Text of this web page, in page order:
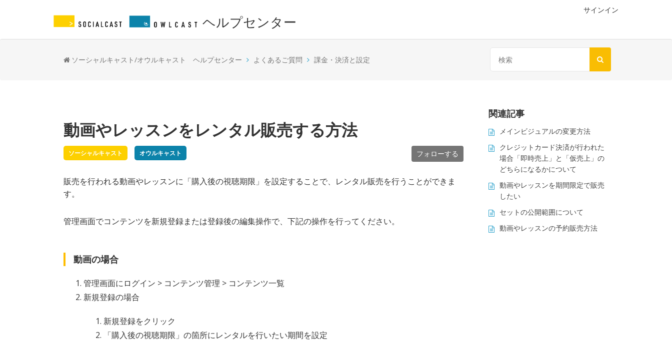
ヘルプセンター
サインイン
ソーシャルキャスト/オウルキャスト ヘルプセンター よくあるご質問 課金・決済と設定
動画やレッスンをレンタル販売する方法
フォローする
ソーシャルキャスト オウルキャスト
販売を行われる動画やレッスンに「購入後の視聴期限」を設定することで、レンタル販売を行うことができま
す。
管理画面でコンテンツを新規登録または登録後の編集操作で、下記の操作を行ってください。
動画の場合
管理画面にログイン > コンテンツ管理 > コンテンツ一覧
新規登録の場合
新規登録をクリック
「購入後の視聴期限」の箇所にレンタルを行いたい期間を設定
関連記事
メインビジュアルの変更方法
クレジットカード決済が行われた
場合「即時売上」と「仮売上」の
どちらになるかについて
動画やレッスンを期間限定で販売
したい
セットの公開範囲について
動画やレッスンの予約販売方法